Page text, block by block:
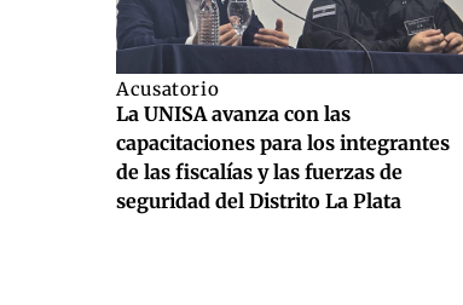
Acusatorio
La UNISA avanza con las
capacitaciones para los integrantes
de las fiscalías y las fuerzas de
seguridad del Distrito La Plata